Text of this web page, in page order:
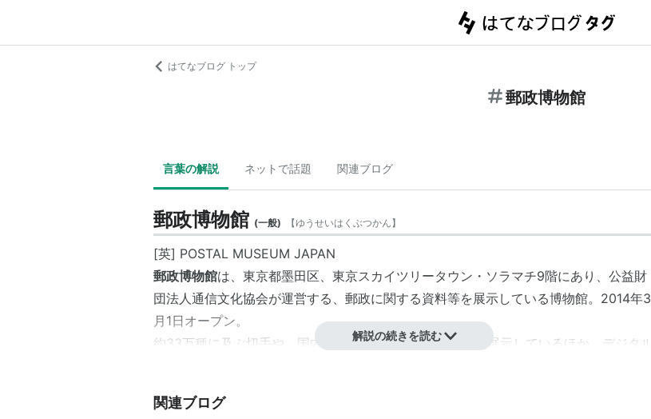
はてなブログ トップ
郵政博物館
言葉の解説 ネットで話題 関連ブログ
郵政博物館 (一般) 【ゆうせいはくぶつかん】
[英] POSTAL MUSEUM JAPAN
郵政博物館は、東京都墨田区、東京スカイツリータウン・ソラマチ9階にあり、公益財
団法人通信文化協会が運営する、郵政に関する資料等を展示している博物館。2014年3
月1日オープン。
約33万種に及ぶ切手や、国内外の郵政関連資料約400点を展示しているほか、デジタル
2013年8月まで、東京都千代田区に開館していた逓信総合博物館内の郵政資料館を移転
解説の続きを読む
関連ブログ